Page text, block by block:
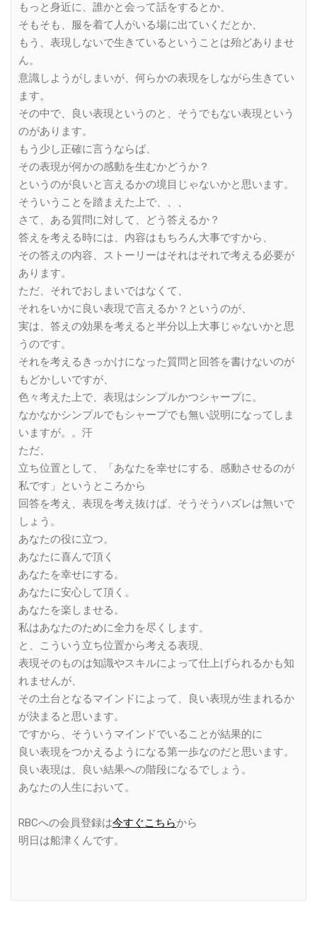
もっと身近に、誰かと会って話をするとか、
そもそも、服を着て人がいる場に出ていくだとか、
もう、表現しないで生きているということは殆どありませ
ん。
意識しようがしまいが、何らかの表現をしながら生きてい
ます。
その中で、良い表現というのと、そうでもない表現という
のがあります。
もう少し正確に言うならば、
その表現が何かの感動を生むかどうか？
というのが良いと言えるかの境目じゃないかと思います。
そういうことを踏まえた上で、、、
さて、ある質問に対して、どう答えるか？
答えを考える時には、内容はもちろん大事ですから、
その答えの内容、ストーリーはそれはそれで考える必要が
あります。
ただ、それでおしまいではなくて、
それをいかに良い表現で言えるか？というのが、
実は、答えの効果を考えると半分以上大事じゃないかと思
うのです。
それを考えるきっかけになった質問と回答を書けないのが
もどかしいですが、
色々考えた上で、表現はシンプルかつシャープに。
なかなかシンプルでもシャープでも無い説明になってしま
いますが。。汗
ただ、
立ち位置として、「あなたを幸せにする、感動させるのが
私です」というところから
回答を考え、表現を考え抜けば、そうそうハズレは無いで
しょう。
あなたの役に立つ。
あなたに喜んで頂く
あなたを幸せにする。
あなたに安心して頂く。
あなたを楽しませる。
私はあなたのために全力を尽くします。
と、こういう立ち位置から考える表現、
表現そのものは知識やスキルによって仕上げられるかも知
れませんが、
その土台となるマインドによって、良い表現が生まれるか
が決まると思います。
ですから、そういうマインドでいることが結果的に
良い表現をつかえるようになる第一歩なのだと思います。
良い表現は、良い結果への階段になるでしょう。
あなたの人生において。
RBCへの会員登録は今すぐこちらから
明日は船津くんです。